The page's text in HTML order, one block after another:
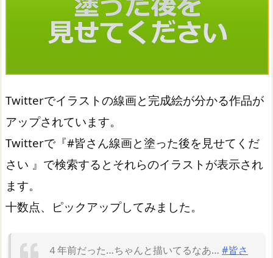
Twitterでイラストの線画と完成絵が分かる作品が
アップされています。
Twitterで『#皆さん線画と塗った後を見せてくだ
さい 』で検索するとそれらのイラストが表示され
ます。
十数点、ピックアップしてみました。
４年前だった…ちゃんと描いてるなあ… #皆さ